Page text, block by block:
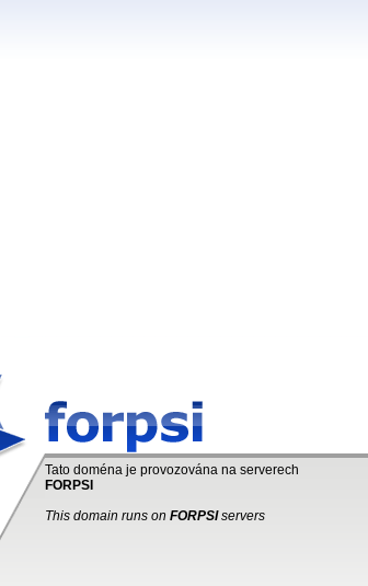
Tato doména je provozována na serverech
FORPSI
This domain runs on FORPSIservers